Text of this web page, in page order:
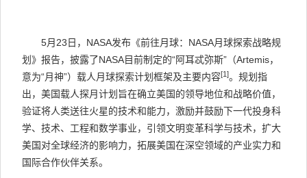
5月 23 日， NASA发布《前往月球： NASA月球探索战略规
划》报告，披露了NASA目前制定的“阿耳忒弥斯”（Artemis，
意为“月神”）载人月球探索计划框架及主要内容[1]。规划指
出，美国载人探月计划旨在确立美国的领导地位和战略价值，
验证将人类送往火星的技术和能力，激励并鼓励下一代投身科
学、技术、工程和数学事业，引领文明变革科学与技术，扩大
美国对全球经济的影响力，拓展美国在深空领域的产业实力和
国际合作伙伴关系。